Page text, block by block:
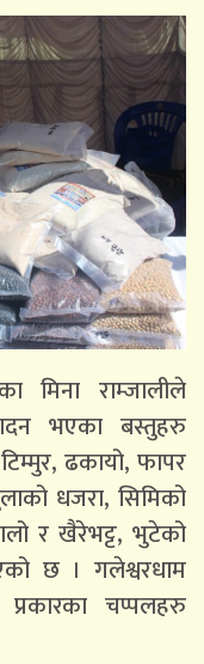
मिना राम्जालीले
भएका बस्तुहरु
ढकायो, फापर
धजरा, सिमिको
र खैरेभट्ट, भुटेको
छ । गलेश्वरधाम
चप्पलहरु